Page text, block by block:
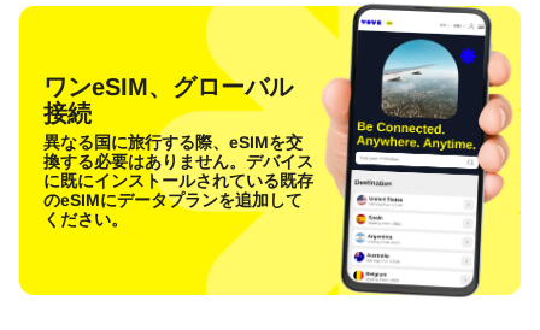
ワンeSIM、グローバル
接続
異なる国に旅行する際、eSIMを交
換する必要はありません。デバイス
に既にインストールされている既存
のeSIMにデータプランを追加して
ください。